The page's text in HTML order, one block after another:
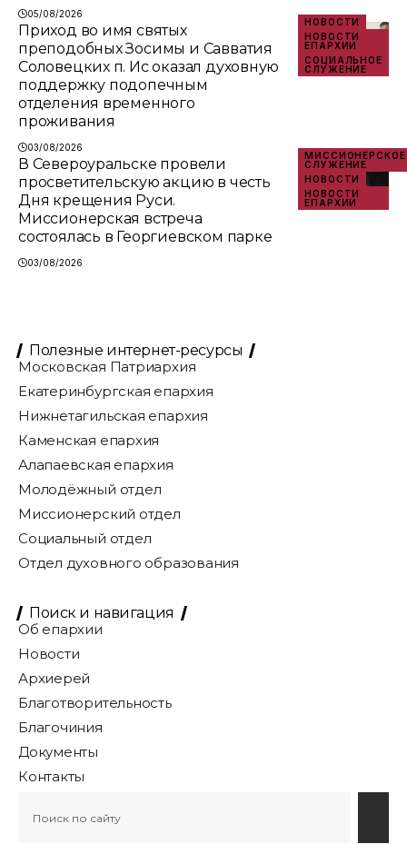
05/08/2026
НОВОСТИ
НОВОСТИ
ЕПАРХИИ
СОЦИАЛЬНОЕ
СЛУЖЕНИЕ
Приход во имя святых
преподобных Зосимы и Савватия
Соловецких п. Ис оказал духовную
поддержку подопечным
отделения временного
проживания
03/08/2026
МИССИОНЕРСКОЕ
СЛУЖЕНИЕ
НОВОСТИ
НОВОСТИ
ЕПАРХИИ
В Североуральске провели
просветительскую акцию в честь
Дня крещения Руси.
Миссионерская встреча
состоялась в Георгиевском парке
03/08/2026
Полезные интернет-ресурсы
Московская Патриархия
Екатеринбургская епархия
Нижнетагильская епархия
Каменская епархия
Алапаевская епархия
Молодёжный отдел
Миссионерский отдел
Социальный отдел
Отдел духовного образования
Поиск и навигация
Об епархии
Новости
Архиерей
Благотворительность
Благочиния
Документы
Контакты